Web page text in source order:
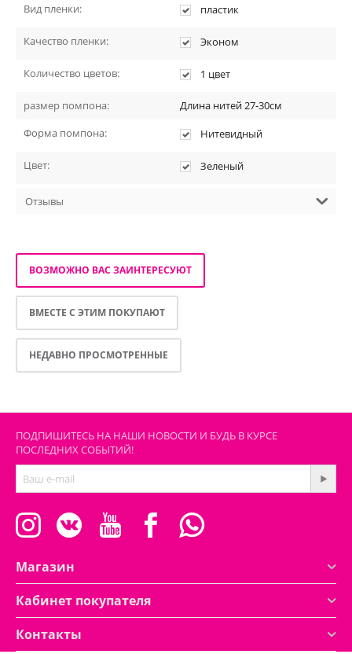
Вид пленки: пластик
Качество пленки: Эконом
Количество цветов: 1 цвет
размер помпона:
Длина нитей 27-30см
Форма помпона:
Нитевидный
Цвет: Зеленый
Отзывы
ВОЗМОЖНО ВАС ЗАИНТЕРЕСУЮТ
ВМЕСТЕ С ЭТИМ ПОКУПАЮТ
НЕДАВНО ПРОСМОТРЕННЫЕ
ПОДПИШИТЕСЬ НА НАШИ НОВОСТИ И БУДЬ В КУРСЕ
ПОСЛЕДНИХ СОБЫТИЙ!
Магазин
Кабинет покупателя
Контакты